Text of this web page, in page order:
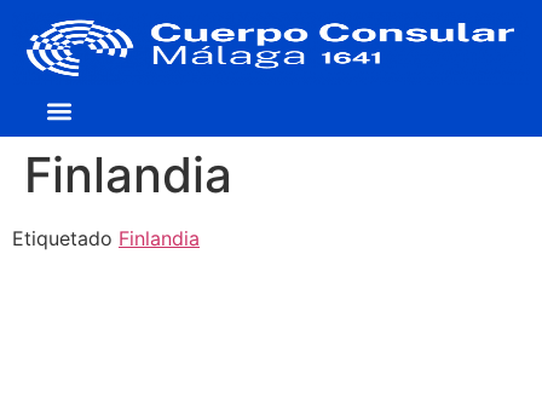
Finlandia
Etiquetado Finlandia